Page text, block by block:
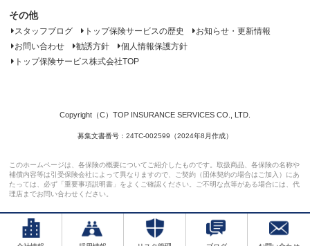
その他
スタッフブログ トップ保険サービスの歴史
お知らせ・更新情報
お問い合わせ
勧誘方針
個人情報保護方針
トップ保険サービス株式会社TOP
Copyright（C）TOP INSURANCE SERVICES CO., LTD.
募集文書番号：24TC-002599（2024年8月作成）
このホームページは、各保険の概要についてご紹介したものです。取扱商品、各保険の名称や
補償内容等は引受保険会社によって異なりますので、ご契約（団体契約の場合はご加入）にあ
たっては、必ず「重要事項説明書」をよくご確認ください。ご不明な点等がある場合には、代
理店までお問い合わせください。